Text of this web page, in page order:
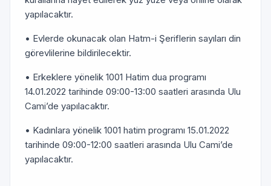
yapılacaktır.
• Evlerde okunacak olan Hatm-i Şeriflerin sayıları din
görevlilerine bildirilecektir.
• Erkeklere yönelik 1001 Hatim dua programı
14.01.2022 tarihinde 09:00-13:00 saatleri arasında Ulu
Cami’de yapılacaktır.
• Kadınlara yönelik 1001 hatim programı 15.01.2022
tarihinde 09:00-12:00 saatleri arasında Ulu Cami’de
yapılacaktır.